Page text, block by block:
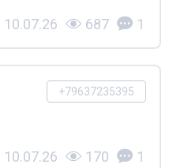
10.07.26 687 1
+79637235395
10.07.26 170 1